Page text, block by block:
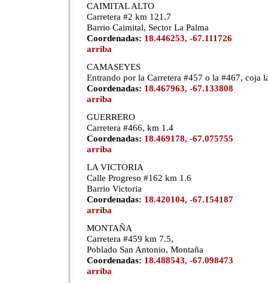
CAIMITAL ALTO
Carretera #2 km 121.7
Barrio Caimital, Sector La Palma
Coordenadas: 18.446253, -67.111726
arriba
CAMASEYES
Entrando por la Carretera #457 o la #467, coja
Coordenadas: 18.467963, -67.133808
arriba
GUERRERO
Carretera #466, km 1.4
Coordenadas: 18.469178, -67.075755
arriba
LA VICTORIA
Calle Progreso #162 km 1.6
Barrio Victoria
Coordenadas: 18.420104, -67.154187
arriba
MONTAÑA
Carretera #459 km 7.5,
Poblado San Antonio, Montaña
Coordenadas: 18.488543, -67.098473
arriba